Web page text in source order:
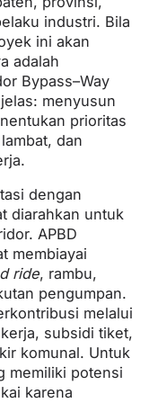
industri. Bila
ini akan
adalah
Bypass–Way
menyusun
prioritas
dan
dengan
diarahkan untuk
APBD
membiayai
ride, rambu,
pengumpan.
melalui
subsidi tiket,
komunal. Untuk
memiliki potensi
karena